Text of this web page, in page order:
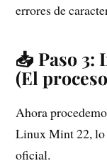
errores de
📥 Paso 3:
(El
Ahora
Linux Mint 22, lo
oficial.